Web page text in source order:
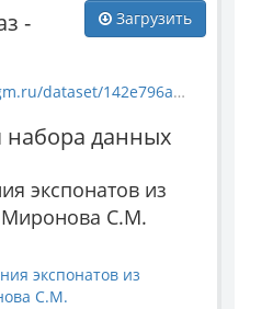
Загрузить
-
resource/889e0248-cd4a-4667-850b-fe1bcb0a676d/download/mineral_63495.jpg
набора данных
экспонатов из
Миронова С.М.
экспонатов из
С.М.